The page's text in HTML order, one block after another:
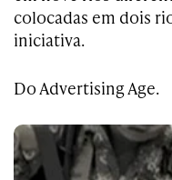
colocadas em dois
iniciativa.
Do Advertising Age.